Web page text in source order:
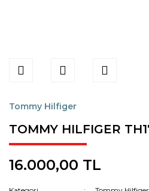
Tommy Hilfiger
TOMMY HILFIGER
16.000,00 TL